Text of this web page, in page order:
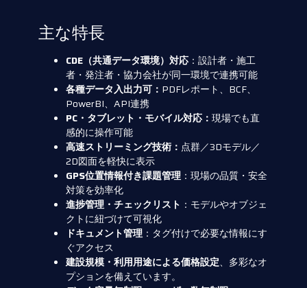
主な特長
CDE（共通データ環境）対応 ：設計者・施工
者・発注者・協力会社が同一環境で連携可能
各種データ入出力可： PDFレポート、BCF、
PowerBI、API連携
PC・タブレット・モバイル対応： 現場でも直
感的に操作可能
高速ストリーミング技術： 点群／3Dモデル／
2D図面を軽快に表示
GPS位置情報付き課題管理：現場の品質・安全
対策を効率化
進捗管理・チェックリスト ：モデルやオブジェ
クトに紐づけて可視化
ドキュメント管理：タグ付けで必要な情報にす
ぐアクセス
建設規模・利用用途による価格設定、多彩なオ
プションを備えています。